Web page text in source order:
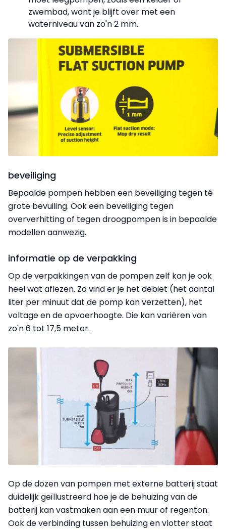
zwembad, want je blijft over met een
waterniveau van zo'n 2 mm.
beveiliging
Bepaalde pompen hebben een beveiliging tegen té
grote bevuiling. Ook een beveiliging tegen
oververhitting of tegen droogpompen is in bepaalde
modellen aanwezig.
informatie op de verpakking
Op de verpakkingen van de pompen zelf kan je ook
heel wat aflezen. Zo vind er je het debiet (het aantal
liter per minuut dat de pomp kan verzetten), het
voltage en de opvoerhoogte. Die kan variëren van
zo'n 6 tot 17,5 meter.
Op de dozen van pompen met externe batterij staat
duidelijk geïllustreerd hoe je de behuizing van de
batterij kan vastmaken aan een muur of regenton.
Ook de verbinding tussen behuizing en vlotter staat